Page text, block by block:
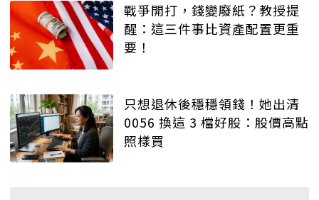
戰爭開打，錢變廢紙？教授提
醒：這三件事比資產配置更重
要！
只想退休後穩穩領錢！她出清
0056 換這 3 檔好股：股價高點
照樣買